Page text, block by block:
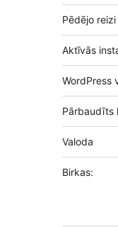
Pēdējo
Aktīvās
WordPress
Pārbaudīts
Valoda
Birkas: